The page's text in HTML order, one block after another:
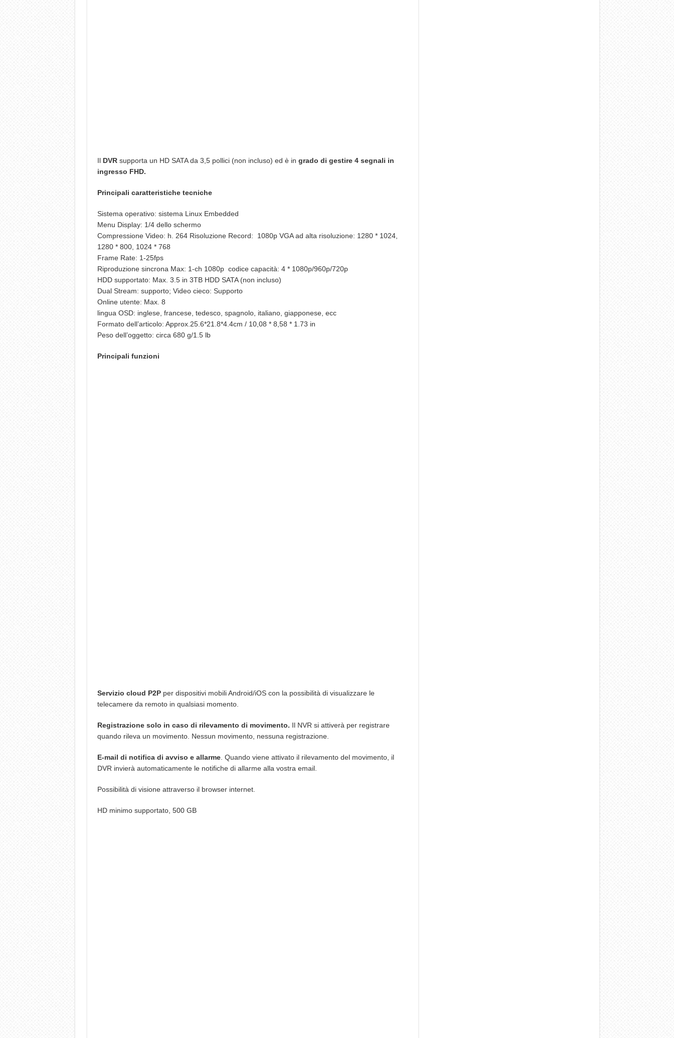
Il DVRsupporta un HD SATA da 3,5 pollici (non incluso) ed è in grado di gestire 4 segnali in
ingresso FHD.
Principali caratteristiche tecniche
Sistema operativo: sistema Linux Embedded
Menu Display: 1/4 dello schermo
Compressione Video: h. 264 Risoluzione Record: 1080p VGA ad alta risoluzione: 1280 * 1024,
1280 * 800, 1024 * 768
Frame Rate: 1-25fps
Riproduzione sincrona Max: 1-ch 1080p codice capacità: 4 * 1080p/960p/720p
HDD supportato: Max. 3.5 in 3TB HDD SATA (non incluso)
Dual Stream: supporto; Video cieco: Supporto
Online utente: Max. 8
lingua OSD: inglese, francese, tedesco, spagnolo, italiano, giapponese, ecc
Formato dell’articolo: Approx.25.6*21.8*4.4cm / 10,08 * 8,58 * 1.73 in
Peso dell’oggetto: circa 680 g/1.5 lb
Principali funzioni
Servizio cloud P2Pper dispositivi mobili Android/iOS con la possibilità di visualizzare le
telecamere da remoto in qualsiasi momento.
Registrazione solo in caso di rilevamento di movimento. Il NVR si attiverà per registrare
quando rileva un movimento. Nessun movimento, nessuna registrazione.
E-mail di notifica di avviso e allarme. Quando viene attivato il rilevamento del movimento, il
DVR invierà automaticamente le notifiche di allarme alla vostra email.
Possibilità di visione attraverso il browser internet.
HD minimo supportato, 500 GB